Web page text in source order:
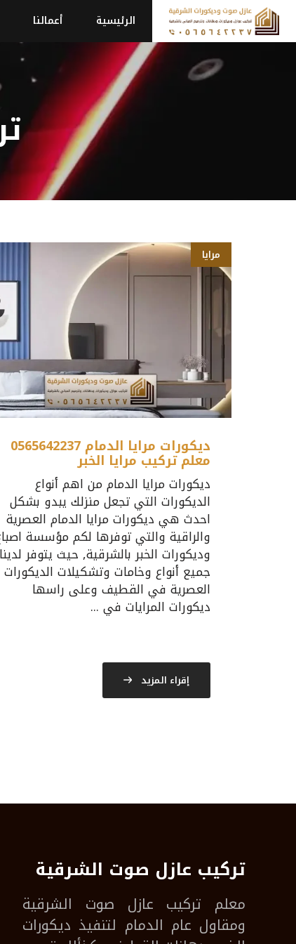
انتقل
إلى
المحتوى
الرئيسية أعمالنا
مرايا
ديكورات مرايا الدمام 0565642237
معلم تركيب مرايا الخبر
ديكورات مرايا الدمام من اهم أنواع
الديكورات التي تجعل منزلك يبدو بشكل
احدث هي ديكورات مرايا الدمام العصرية
والراقية والتي توفرها لكم مؤسسة
وديكورات الخبر بالشرقية, حيث يتوفر لدينا
جميع أنواع وخامات وتشكيلات الديكورات
العصرية في القطيف وعلى راسها
ديكورات المرايات في ...
إقراء المزيد
تركيب عازل صوت الشرقية
معلم تركيب عازل صوت الشرقية
ومقاول عام الدمام لتنفيذ ديكورات